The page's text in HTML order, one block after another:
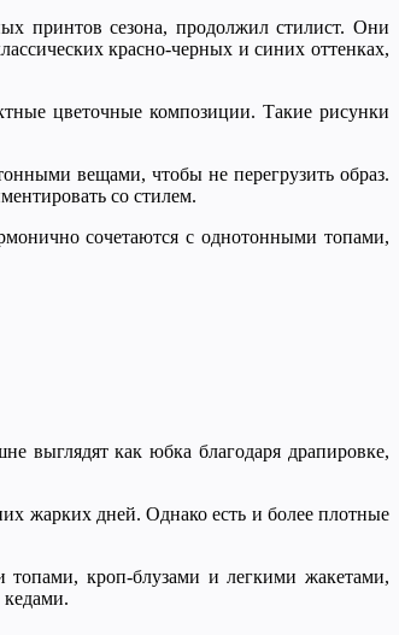
принтов сезона, продолжил стилист. Они
красно-черных и синих оттенках,
цветочные композиции. Такие рисунки
вещами, чтобы не перегрузить образ.
со стилем.
сочетаются с однотонными топами,
выглядят как юбка благодаря драпировке,
жарких дней. Однако есть и более плотные
кроп-блузами и легкими жакетами,